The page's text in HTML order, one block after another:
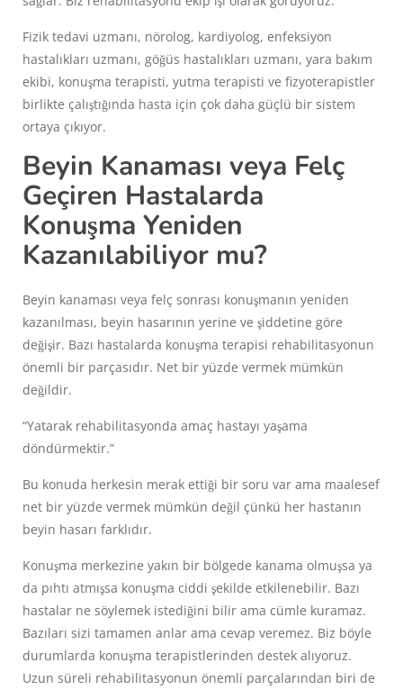
Fizik tedavi uzmanı, nörolog, kardiyolog, enfeksiyon
hastalıkları uzmanı, göğüs hastalıkları uzmanı, yara bakım
ekibi, konuşma terapisti, yutma terapisti ve fizyoterapistler
birlikte çalıştığında hasta için çok daha güçlü bir sistem
ortaya çıkıyor.
Beyin Kanaması veya Felç
Geçiren Hastalarda
Konuşma Yeniden
Kazanılabiliyor mu?
Beyin kanaması veya felç sonrası konuşmanın yeniden
kazanılması, beyin hasarının yerine ve şiddetine göre
değişir. Bazı hastalarda konuşma terapisi rehabilitasyonun
önemli bir parçasıdır. Net bir yüzde vermek mümkün
değildir.
“Yatarak rehabilitasyonda amaç hastayı yaşama
döndürmektir.”
Bu konuda herkesin merak ettiği bir soru var ama maalesef
net bir yüzde vermek mümkün değil çünkü her hastanın
beyin hasarı farklıdır.
Konuşma merkezine yakın bir bölgede kanama olmuşsa ya
da pıhtı atmışsa konuşma ciddi şekilde etkilenebilir. Bazı
hastalar ne söylemek istediğini bilir ama cümle kuramaz.
Bazıları sizi tamamen anlar ama cevap veremez. Biz böyle
durumlarda konuşma terapistlerinden destek alıyoruz.
Uzun süreli rehabilitasyonun önemli parçalarından biri de